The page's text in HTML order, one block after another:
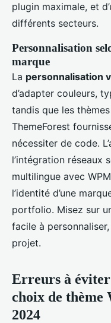
plugin maximale, et
différents secteurs.
Personnalisation
marque
La personnalisation
d’adapter couleurs,
tandis que les
ThemeForest
nécessiter de code.
l’intégration réseaux
multilingue avec
l’identité d’une
portfolio. Misez sur
facile à
projet.
Erreurs à éviter
choix de thème
2024